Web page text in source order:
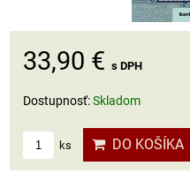
33,90 € s DPH
Dostupnosť:Skladom
ks DO KOŠÍKA